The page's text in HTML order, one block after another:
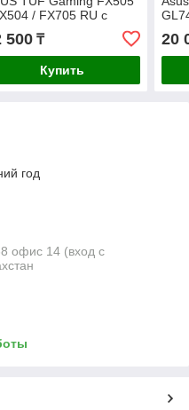
/ FX705 RU с
500₸
Купить
20
год
офис 14 (вход с